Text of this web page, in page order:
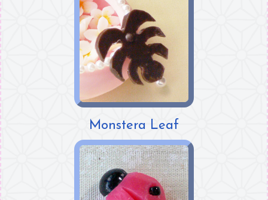
Monstera Leaf